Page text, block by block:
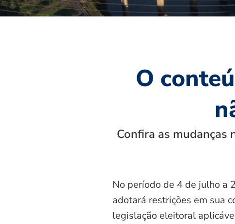
O
Confira as mudanças
No período de 4 de julho a
adotará restrições em sua
legislação eleitoral